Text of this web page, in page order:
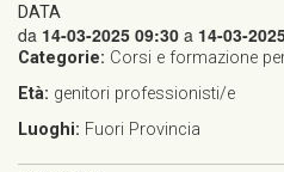
DATA
da 14-03-2025 09:30 a 14-03-
Categorie: Corsi e formazione
Età: genitori professionisti/e
Luoghi: Fuori Provincia